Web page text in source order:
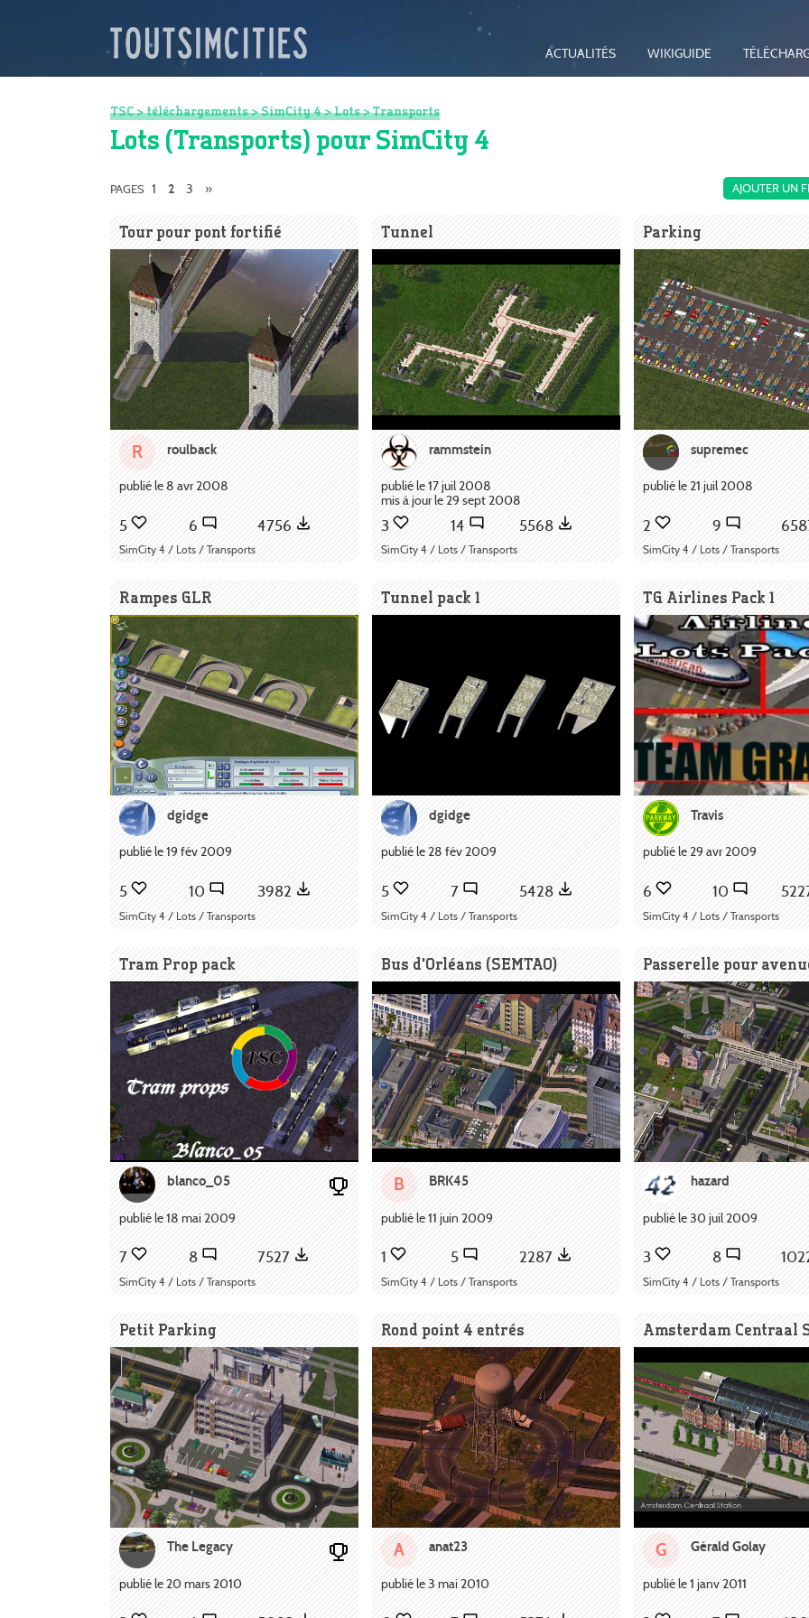
ACTUALITÉS WIKIGUIDE
TSC>téléchargements>SimCity 4>Lots>Transports
Lots (Transports) pour SimCity 4
AJOUTER UN
PAGES 1 2 3 »
Tour pour pont fortifié
R roulback
publié le 8 avr 2008
5 6 4756
SimCity 4 / Lots / Transports
Tunnel
rammstein
publié le 17 juil 2008
mis à jour le 29 sept 2008
3 14 5568
SimCity 4 / Lots / Transports
Parking
supremec
publié le 21 juil 2008
2 9
SimCity 4 / Lots / Transports
Rampes GLR
dgidge
publié le 19 fév 2009
5 10 3982
SimCity 4 / Lots / Transports
Tunnel pack 1
dgidge
publié le 28 fév 2009
5 7 5428
SimCity 4 / Lots / Transports
TG Airlines Pack 1
Travis
publié le 29 avr 2009
6 10
SimCity 4 / Lots / Transports
Tram Prop pack
blanco_05
publié le 18 mai 2009
7 8 7527
SimCity 4 / Lots / Transports
Bus d'Orléans (SEMTAO)
B BRK45
publié le 11 juin 2009
1 5 2287
SimCity 4 / Lots / Transports
Passerelle pour
hazard
publié le 30 juil 2009
3 8
SimCity 4 / Lots / Transports
Petit Parking
The Legacy
publié le 20 mars 2010
Rond point 4 entrés
A anat23
publié le 3 mai 2010
Amsterdam Centraal
G Gérald Golay
publié le 1 janv 2011